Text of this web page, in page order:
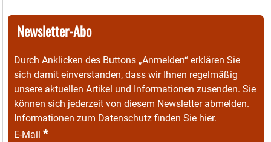
Newsletter-Abo
Durch Anklicken des Buttons „Anmelden“ erklären Sie
sich damit einverstanden, dass wir Ihnen regelmäßig
unsere aktuellen Artikel und Informationen zusenden. Sie
können sich jederzeit von diesem Newsletter abmelden.
Informationen zum Datenschutz finden Sie hier.
E-Mail *